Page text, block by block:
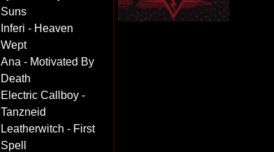
Suns
Inferi - Heaven
Wept
Ana - Motivated By
Death
Electric Callboy -
Tanzneid
Leatherwitch - First
Spell